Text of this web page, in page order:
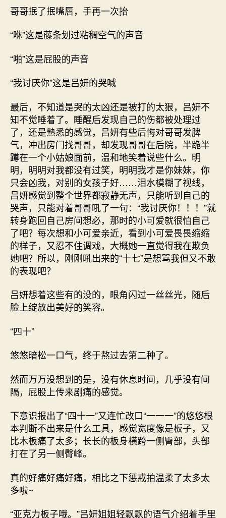
哥哥抿了抿嘴唇，手再一次抬
“咻”这是藤条划过粘稠空气的声音
“啪”这是屁股的声音
“我讨厌你”这是吕妍的哭喊
最后，不知道是哭的太凶还是被打的太狠，吕妍不
知不觉睡着了。睡醒后发现自己的伤都被处理过
了，还是熟悉的感觉，吕妍有些后悔对哥哥发脾
气，冲出房门找哥哥，却发现哥哥在后院，半跪半
蹲在一个小姑娘面前，温和地笑着说些什么。明
明，明明对我都没有过笑，明明我才是你妹妹，你
只会凶我，对别的女孩子好……泪水模糊了视线，
吕妍感觉到整个世界都寂静无声，只能听到自己的
哭声，只能对着哥哥吼了一句：“我讨厌你！！！”就
转身跑回自己房间想必，那时的小可爱就很怕自己
了吧？每次想和小可爱亲近，看到小可爱畏畏缩缩
的样子，又忍不住调戏，大概她一直觉得我在欺负
她吧？所以，刚刚吼出来的“十七”是想骂我但又不敢
的表现吧？
吕妍想着这些有的没的，眼角闪过一丝丝光，随后
脸上绽放出美好的笑容。
“四十”
悠悠暗松一口气，终于熬过去第二种了。
然而万万没想到的是，没有休息时间，几乎没有间
隔，屁股上传来剧痛的感觉。
下意识报出了“四十一”又连忙改口“一一一”的悠悠根
本判断不出来是什么工具，感觉宽度像是板子，又
比木板痛了太多；长长的板身横跨一侧臀部，头部
打在了另一侧臀峰。
真的好痛好痛好痛，相比之下惩戒拍温柔了太多太
多啦~
“亚克力板子哦。”吕妍姐姐轻飘飘的语气介绍着手里